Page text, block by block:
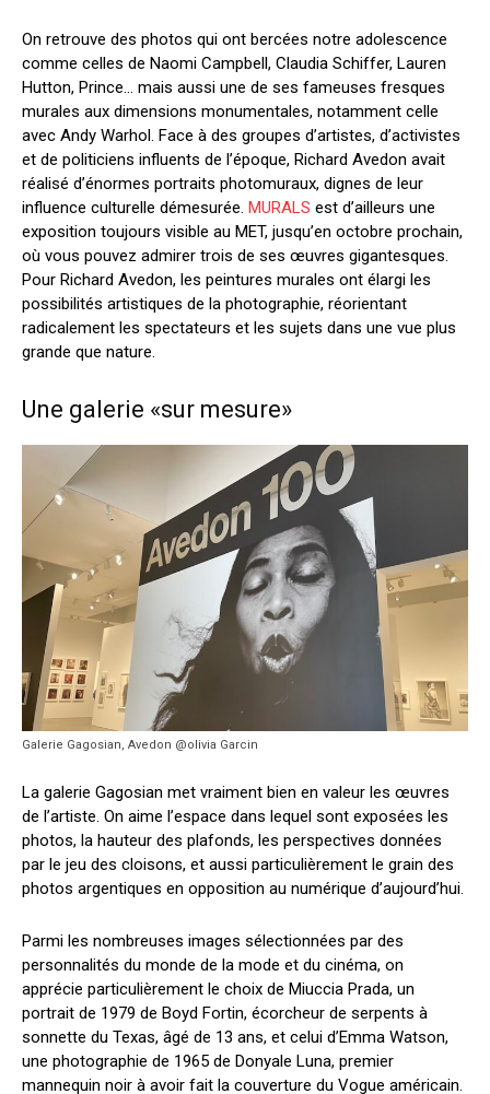
On retrouve des photos qui ont bercées notre adolescence
comme celles de Naomi Campbell, Claudia Schiffer, Lauren
Hutton, Prince… mais aussi une de ses fameuses fresques
murales aux dimensions monumentales, notamment celle
avec Andy Warhol. Face à des groupes d’artistes, d’activistes
et de politiciens influents de l’époque, Richard Avedon avait
réalisé d’énormes portraits photomuraux, dignes de leur
influence culturelle démesurée. MURALS est d’ailleurs une
exposition toujours visible au MET, jusqu’en octobre prochain,
où vous pouvez admirer trois de ses œuvres gigantesques.
Pour Richard Avedon, les peintures murales ont élargi les
possibilités artistiques de la photographie, réorientant
radicalement les spectateurs et les sujets dans une vue plus
grande que nature.
Une galerie «sur mesure»
Galerie Gagosian, Avedon @olivia Garcin
La galerie Gagosian met vraiment bien en valeur les œuvres
de l’artiste. On aime l’espace dans lequel sont exposées les
photos, la hauteur des plafonds, les perspectives données
par le jeu des cloisons, et aussi particulièrement le grain des
photos argentiques en opposition au numérique d’aujourd’hui.
Parmi les nombreuses images sélectionnées par des
personnalités du monde de la mode et du cinéma, on
apprécie particulièrement le choix de Miuccia Prada, un
portrait de 1979 de Boyd Fortin, écorcheur de serpents à
sonnette du Texas, âgé de 13 ans, et celui d’Emma Watson,
une photographie de 1965 de Donyale Luna, premier
mannequin noir à avoir fait la couverture du Vogue américain.